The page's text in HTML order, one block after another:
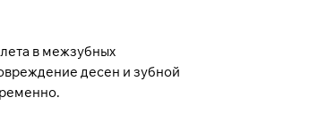
в межзубных
десен и зубной